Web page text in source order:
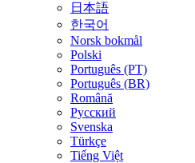
日本語
한국어
Norsk bokmål
Polski
Português (PT)
Português (BR)
Română
Русский
Svenska
Türkçe
Tiếng Việt